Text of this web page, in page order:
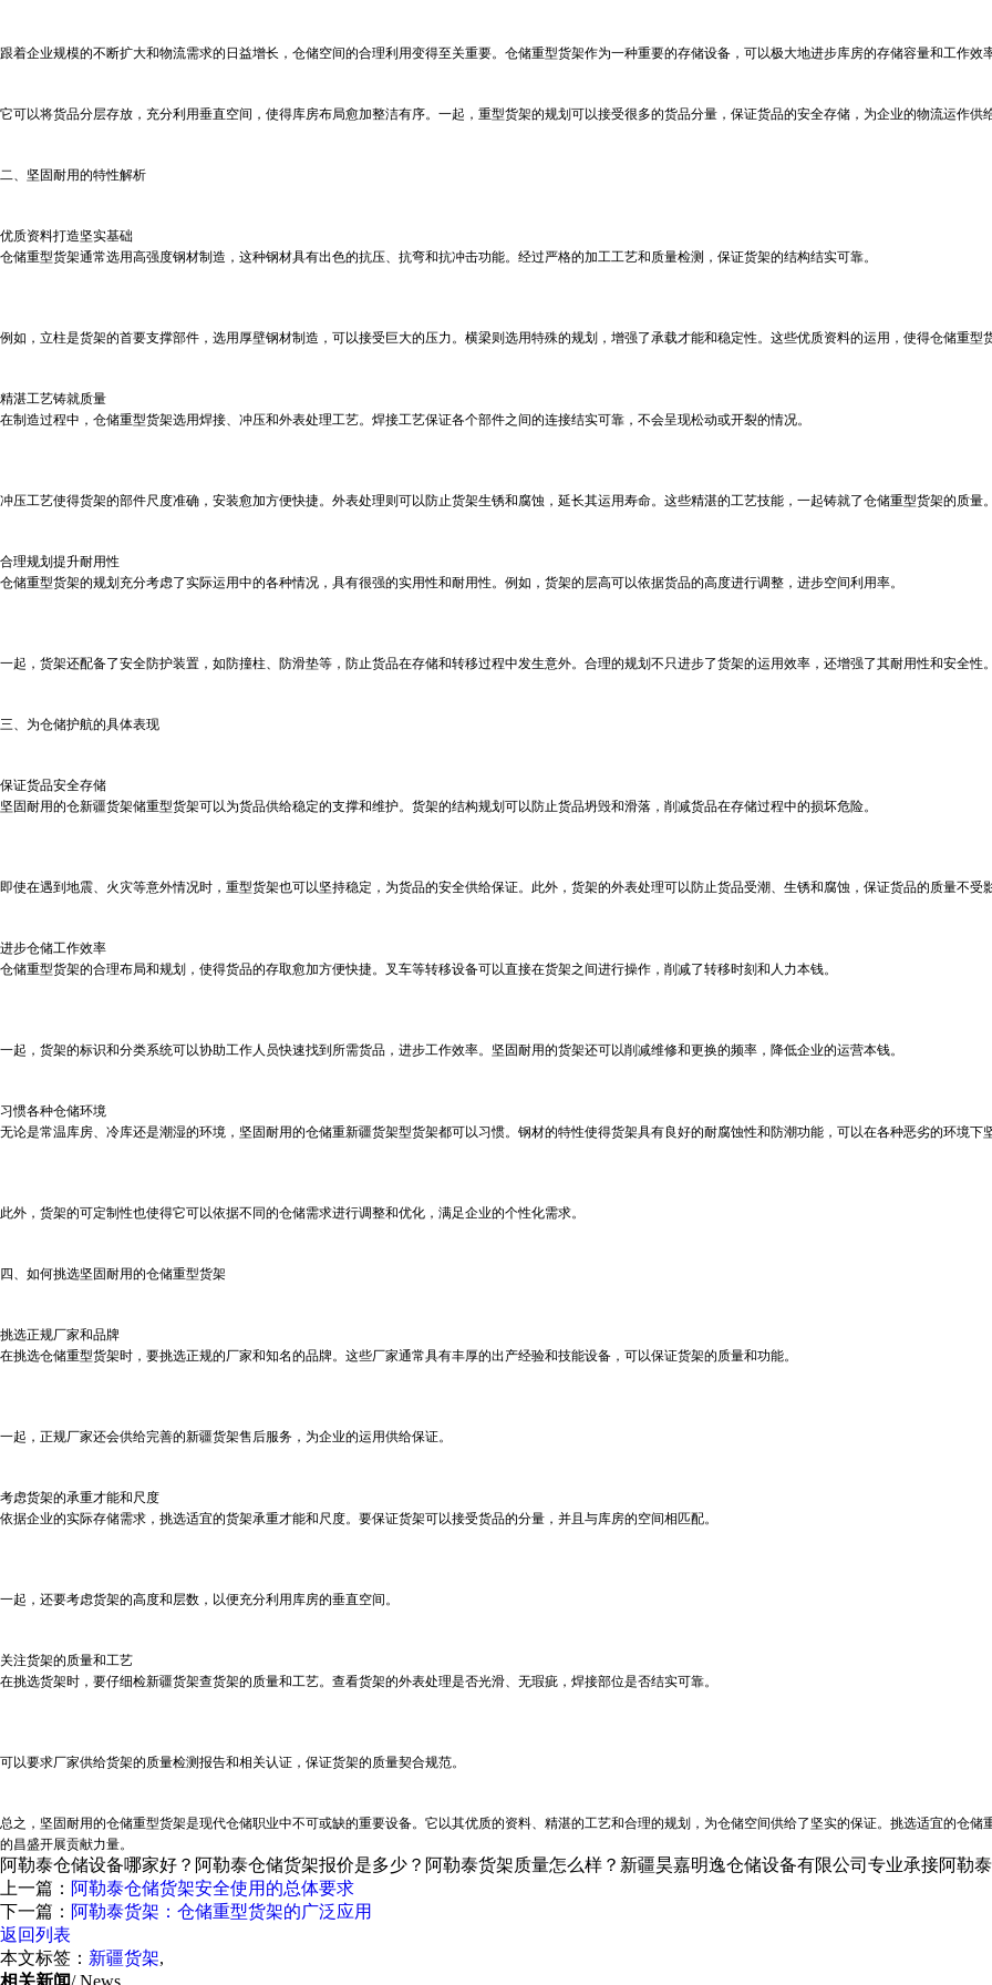
跟着企业规模的不断扩大和物流需求的日益增长，仓储空间的合理利用变得至关重要。仓储重型货架作为一种重要的存储设备，可以极大地进步库房的存储容量和工作效率
它可以将货品分层存放，充分利用垂直空间，使得库房布局愈加整洁有序。一起，重型货架的规划可以接受很多的货品分量，保证货品的安全存储，为企业的物流运作供
二、坚固耐用的特性解析
优质资料打造坚实基础
仓储重型货架通常选用高强度钢材制造，这种钢材具有出色的抗压、抗弯和抗冲击功能。经过严格的加工工艺和质量检测，保证货架的结构结实可靠。
例如，立柱是货架的首要支撑部件，选用厚壁钢材制造，可以接受巨大的压力。横梁则选用特殊的规划，增强了承载才能和稳定性。这些优质资料的运用，使得仓储重型
精湛工艺铸就质量
在制造过程中，仓储重型货架选用焊接、冲压和外表处理工艺。焊接工艺保证各个部件之间的连接结实可靠，不会呈现松动或开裂的情况。
冲压工艺使得货架的部件尺度准确，安装愈加方便快捷。外表处理则可以防止货架生锈和腐蚀，延长其运用寿命。这些精湛的工艺技能，一起铸就了仓储重型货架的质量。
合理规划提升耐用性
仓储重型货架的规划充分考虑了实际运用中的各种情况，具有很强的实用性和耐用性。例如，货架的层高可以依据货品的高度进行调整，进步空间利用率。
一起，货架还配备了安全防护装置，如防撞柱、防滑垫等，防止货品在存储和转移过程中发生意外。合理的规划不只进步了货架的运用效率，还增强了其耐用性和安全性。
三、为仓储护航的具体表现
保证货品安全存储
坚固耐用的仓新疆货架储重型货架可以为货品供给稳定的支撑和维护。货架的结构规划可以防止货品坍毁和滑落，削减货品在存储过程中的损坏危险。
即使在遇到地震、火灾等意外情况时，重型货架也可以坚持稳定，为货品的安全供给保证。此外，货架的外表处理可以防止货品受潮、生锈和腐蚀，保证货品的质量不受影
进步仓储工作效率
仓储重型货架的合理布局和规划，使得货品的存取愈加方便快捷。叉车等转移设备可以直接在货架之间进行操作，削减了转移时刻和人力本钱。
一起，货架的标识和分类系统可以协助工作人员快速找到所需货品，进步工作效率。坚固耐用的货架还可以削减维修和更换的频率，降低企业的运营本钱。
习惯各种仓储环境
无论是常温库房、冷库还是潮湿的环境，坚固耐用的仓储重新疆货架型货架都可以习惯。钢材的特性使得货架具有良好的耐腐蚀性和防潮功能，可以在各种恶劣的环境下
此外，货架的可定制性也使得它可以依据不同的仓储需求进行调整和优化，满足企业的个性化需求。
四、如何挑选坚固耐用的仓储重型货架
挑选正规厂家和品牌
在挑选仓储重型货架时，要挑选正规的厂家和知名的品牌。这些厂家通常具有丰厚的出产经验和技能设备，可以保证货架的质量和功能。
一起，正规厂家还会供给完善的新疆货架售后服务，为企业的运用供给保证。
考虑货架的承重才能和尺度
依据企业的实际存储需求，挑选适宜的货架承重才能和尺度。要保证货架可以接受货品的分量，并且与库房的空间相匹配。
一起，还要考虑货架的高度和层数，以便充分利用库房的垂直空间。
关注货架的质量和工艺
在挑选货架时，要仔细检新疆货架查货架的质量和工艺。查看货架的外表处理是否光滑、无瑕疵，焊接部位是否结实可靠。
可以要求厂家供给货架的质量检测报告和相关认证，保证货架的质量契合规范。
总之，坚固耐用的仓储重型货架是现代仓储职业中不可或缺的重要设备。它以其优质的资料、精湛的工艺和合理的规划，为仓储空间供给了坚实的保证。挑选适宜的仓
的昌盛开展贡献力量。
阿勒泰仓储设备哪家好？阿勒泰仓储货架报价是多少？阿勒泰货架质量怎么样？新疆昊嘉明逸仓储设备有限公司专业承接阿勒
上一篇： 阿勒泰仓储货架安全使用的总体要求
下一篇： 阿勒泰货架：仓储重型货架的广泛应用
返回列表
本文标签： 新疆货架,
相关新闻/ News